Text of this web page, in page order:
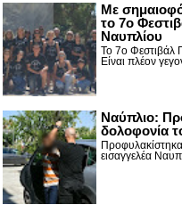
Με
το 7ο
Ναυπλίου
Το 7ο Φεστιβάλ
Είναι πλέον
Ναύπλιο:
δολοφονία
εισαγγελέα